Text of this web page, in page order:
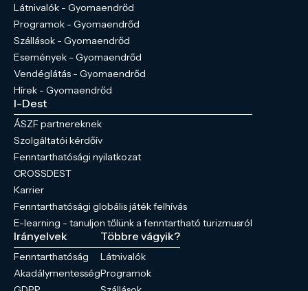
Látnivalók - Gyomaendrőd
Programok - Gyomaendrőd
Szállások - Gyomaendrőd
Események - Gyomaendrőd
Vendéglátás - Gyomaendrőd
Hírek - Gyomaendrőd
I-Dest
ÁSZF partnereknek
Szolgáltatói kérdőív
Fenntarthatósági nyilatkozat
CROSSDEST
Karrier
Fenntarthatósági globális játék felhívás
E-learning - tanuljon tőlünk a fenntartható turizmusról
Irányelvek
Fenntarthatóság
Akadálymentesség
Többre vágyik?
Látnivalók
Programok